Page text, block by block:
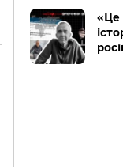
«Це